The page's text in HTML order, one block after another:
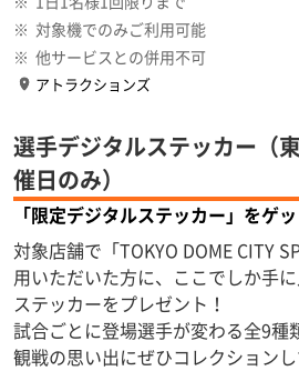
※ 対象機でのみご利用可能
※ 他サービスとの併用不可
アトラクションズ
選手デジタルステッカー（
催日のみ）
「限定デジタルステッカー」をゲ
対象店舗で「TOKYO DOME CITY
用いただいた方に、ここでしか手
ステッカーをプレゼント！
試合ごとに登場選手が変わる全9種
観戦の思い出にぜひコレクションし